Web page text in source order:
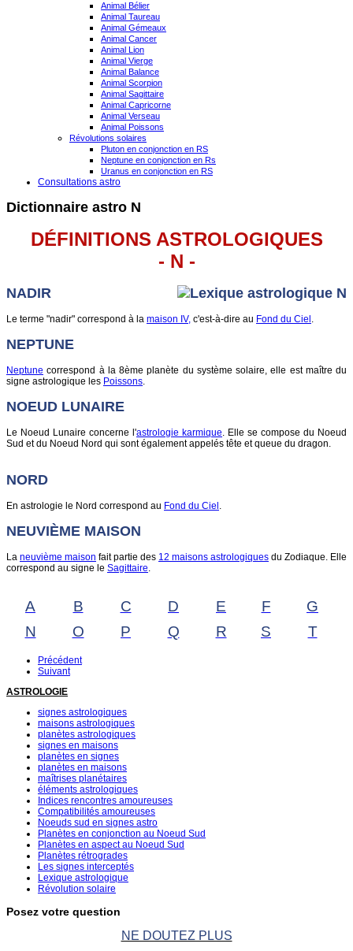
Animal Bélier
Animal Taureau
Animal Gémeaux
Animal Cancer
Animal Lion
Animal Vierge
Animal Balance
Animal Scorpion
Animal Sagittaire
Animal Capricorne
Animal Verseau
Animal Poissons
Révolutions solaires
Pluton en conjonction en RS
Neptune en conjonction en Rs
Uranus en conjonction en RS
Consultations astro
Dictionnaire astro N
DÉFINITIONS ASTROLOGIQUES
- N -
NADIR
Le terme "nadir" correspond à la maison IV, c'est-à-dire au Fond du Ciel .
NEPTUNE
Neptune correspond à la 8ème planète du système solaire, elle est maître du
signe astrologique les Poissons.
NOEUD LUNAIRE
Le Noeud Lunaire concerne l'astrologie karmique . Elle se compose du Noeud
Sud et du Noeud Nord qui sont également appelés tête et queue du dragon.
NORD
En astrologie le Nord correspond au Fond du Ciel
NEUVIÈME MAISON
La neuvième maison fait partie des 12 maisons astrologiques du Zodiaque. Elle
correspond au signe le Sagittaire
A B C D E F
G
N
O P Q R S T
Précédent
Suivant
ASTROLOGIE
signes astrologiques
maisons astrologiques
planètes astrologiques
signes en maisons
planètes en signes
planètes en maisons
maîtrises planétaires
éléments astrologiques
Indices rencontres amoureuses
Compatibilités amoureuses
Noeuds sud en signes astro
Planètes en conjonction au Noeud Sud
Planètes en aspect au Noeud Sud
Planètes rétrogrades
Les signes interceptés
Lexique astrologique
Révolution solaire
Posez votre question
NE DOUTEZ PLUS